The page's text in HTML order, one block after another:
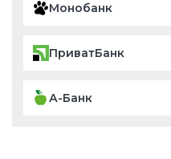
Монобанк
ПриватБанк
А-Банк